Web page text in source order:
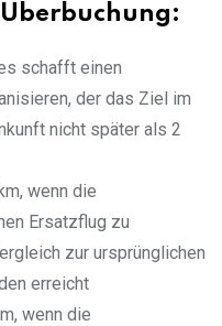
schafft einen
der das Ziel im
nicht später als 2
wenn die
Ersatzflug zu
zur ursprünglichen
erreicht
wenn die